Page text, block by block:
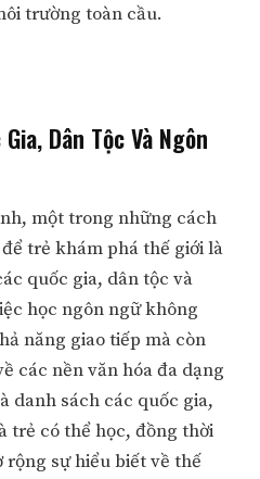
trường toàn cầu.
Dân Tộc Và Ngôn
một trong những cách
trẻ khám phá thế giới là
quốc gia, dân tộc và
học ngôn ngữ không
năng giao tiếp mà còn
các nền văn hóa đa dạng
danh sách các quốc gia,
trẻ có thể học, đồng thời
rộng sự hiểu biết về thế